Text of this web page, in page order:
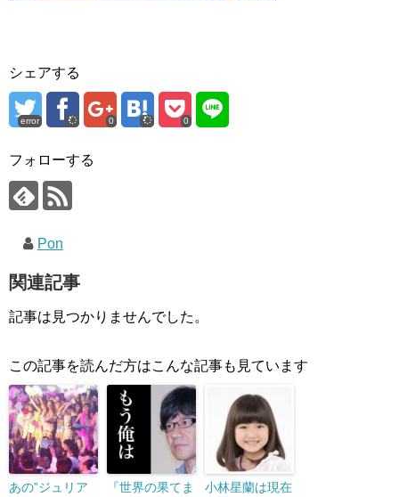
シェアする
error 0 0
フォローする
Pon
関連記事
記事は見つかりませんでした。
この記事を読んだ方はこんな記事も見ています
あの”ジュリア
『世界の果てま
小林星蘭は現在